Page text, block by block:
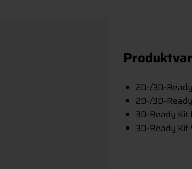
2D-/3D-
2D-/3D-
3D-Ready Kit
3D-Ready Kit